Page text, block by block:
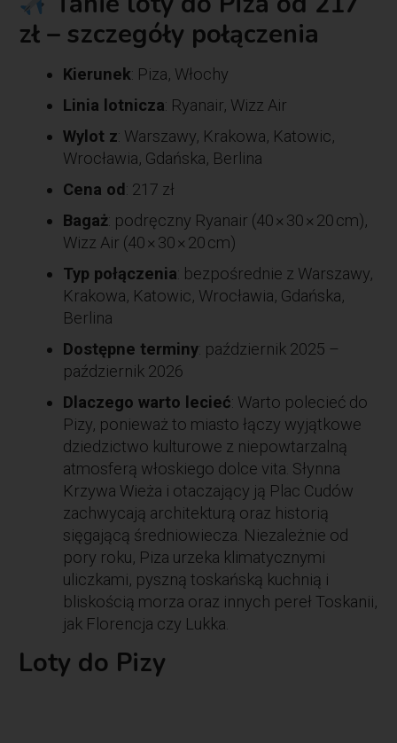
zł – szczegóły połączenia
Kierunek: Piza, Włochy
Linia lotnicza: Ryanair, Wizz Air
Wylot z: Warszawy, Krakowa, Katowic,
Wrocławia, Gdańska, Berlina
Cena od : 217 zł
Bagaż: podręczny Ryanair (40 × 30 × 20 cm),
Wizz Air (40 × 30 × 20 cm)
Typ połączenia: bezpośrednie z Warszawy,
Krakowa, Katowic, Wrocławia, Gdańska,
Berlina
Dostępne terminy: październik 2025 –
październik 2026
Dlaczego warto lecieć: Warto polecieć do
Pizy, ponieważ to miasto łączy wyjątkowe
dziedzictwo kulturowe z niepowtarzalną
atmosferą włoskiego dolce vita. Słynna
Krzywa Wieża i otaczający ją Plac Cudów
zachwycają architekturą oraz historią
sięgającą średniowiecza. Niezależnie od
pory roku, Piza urzeka klimatycznymi
uliczkami, pyszną toskańską kuchnią i
bliskością morza oraz innych pereł Toskanii,
jak Florencja czy Lukka.
Loty do Pizy